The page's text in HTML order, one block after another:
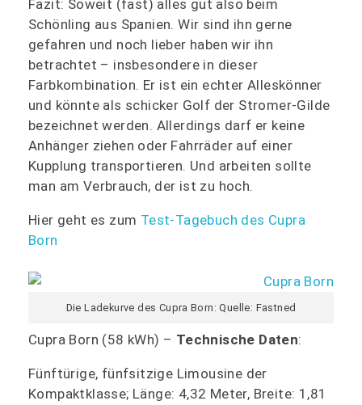
Fazit: Soweit (fast) alles gut also beim
Schönling aus Spanien. Wir sind ihn gerne
gefahren und noch lieber haben wir ihn
betrachtet – insbesondere in dieser
Farbkombination. Er ist ein echter Alleskönner
und könnte als schicker Golf der Stromer-Gilde
bezeichnet werden. Allerdings darf er keine
Anhänger ziehen oder Fahrräder auf einer
Kupplung transportieren. Und arbeiten sollte
man am Verbrauch, der ist zu hoch.
Hier geht es zum Test-Tagebuch des Cupra
Born
Die Ladekurve des Cupra Born: Quelle: Fastned
Cupra Born (58 kWh) – Technische Daten:
Fünftürige, fünfsitzige Limousine der
Kompaktklasse; Länge: 4,32 Meter, Breite: 1,81